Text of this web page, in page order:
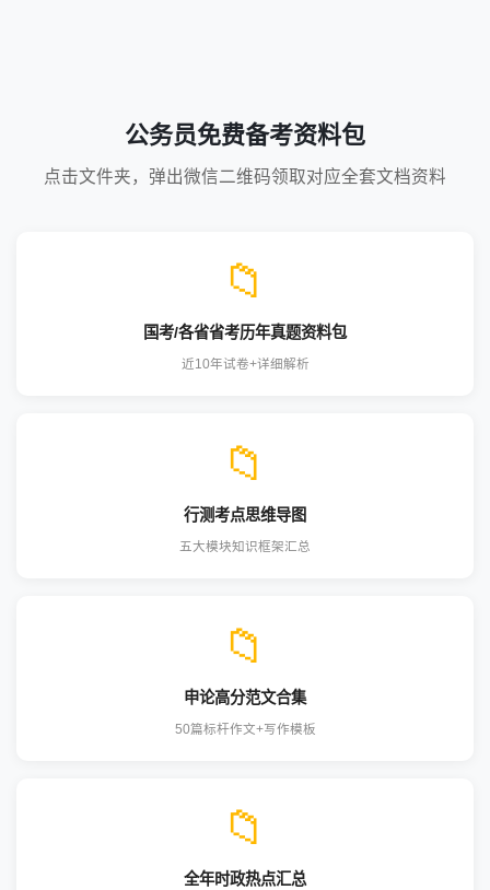
公务员免费备考资料包
点击文件夹，弹出微信二维码领取对应全套文档资料
📁
国考/各省省考历年真题资料包
近10年试卷+详细解析
📁
行测考点思维导图
五大模块知识框架汇总
📁
申论高分范文合集
50篇标杆作文+写作模板
📁
全年时政热点汇总